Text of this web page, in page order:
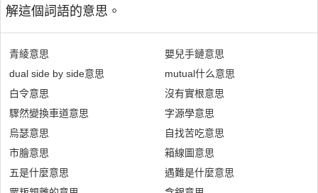
解這個詞語的意思。
青綾意思
dual side by side意思
白令意思
驟然變換車道意思
烏瑟意思
市膾意思
五是什麼意思
嬰兒手鏈意思
mutual什么意思
沒有實根意思
字源學意思
自找苦吃意思
箱線圖意思
遇難是什麼意思